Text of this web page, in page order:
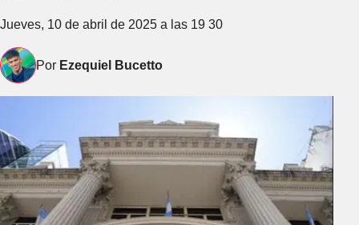
Jueves, 10 de abril de 2025 a las 19 30
Por Ezequiel Bucetto